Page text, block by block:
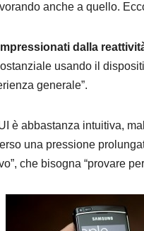
anche a quello.
dalla
usando il
generale”.
è abbastanza intuitiva,
una pressione
che bisogna “provare